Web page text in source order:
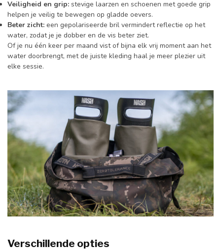
Veiligheid en grip: stevige laarzen en schoenen met goede grip
helpen je veilig te bewegen op gladde oevers.
Beter zicht: een gepolariseerde bril vermindert reflectie op het
water, zodat je je dobber en de vis beter ziet.
Of je nu één keer per maand vist of bijna elk vrij moment aan het
water doorbrengt, met de juiste kleding haal je meer plezier uit
elke sessie.
Verschillende opties